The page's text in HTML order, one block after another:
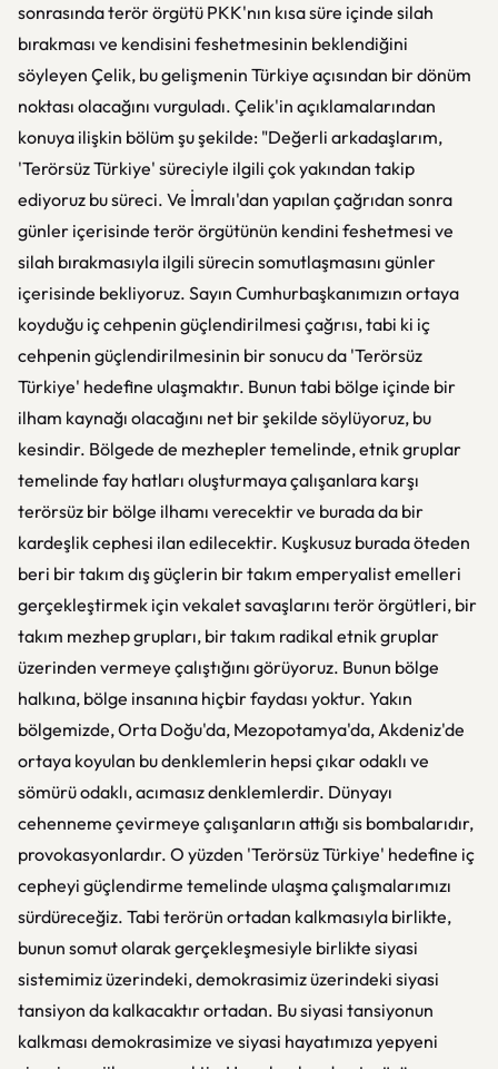
sonrasında terör örgütü PKK'nın kısa süre içinde silah
bırakması ve kendisini feshetmesinin beklendiğini
söyleyen Çelik, bu gelişmenin Türkiye açısından bir dönüm
noktası olacağını vurguladı. Çelik'in açıklamalarından
konuya ilişkin bölüm şu şekilde: "Değerli arkadaşlarım,
'Terörsüz Türkiye' süreciyle ilgili çok yakından takip
ediyoruz bu süreci. Ve İmralı'dan yapılan çağrıdan sonra
günler içerisinde terör örgütünün kendini feshetmesi ve
silah bırakmasıyla ilgili sürecin somutlaşmasını günler
içerisinde bekliyoruz. Sayın Cumhurbaşkanımızın ortaya
koyduğu iç cehpenin güçlendirilmesi çağrısı, tabi ki iç
cehpenin güçlendirilmesinin bir sonucu da 'Terörsüz
Türkiye' hedefine ulaşmaktır. Bunun tabi bölge içinde bir
ilham kaynağı olacağını net bir şekilde söylüyoruz, bu
kesindir. Bölgede de mezhepler temelinde, etnik gruplar
temelinde fay hatları oluşturmaya çalışanlara karşı
terörsüz bir bölge ilhamı verecektir ve burada da bir
kardeşlik cephesi ilan edilecektir. Kuşkusuz burada öteden
beri bir takım dış güçlerin bir takım emperyalist emelleri
gerçekleştirmek için vekalet savaşlarını terör örgütleri, bir
takım mezhep grupları, bir takım radikal etnik gruplar
üzerinden vermeye çalıştığını görüyoruz. Bunun bölge
halkına, bölge insanına hiçbir faydası yoktur. Yakın
bölgemizde, Orta Doğu'da, Mezopotamya'da, Akdeniz'de
ortaya koyulan bu denklemlerin hepsi çıkar odaklı ve
sömürü odaklı, acımasız denklemlerdir. Dünyayı
cehenneme çevirmeye çalışanların attığı sis bombalarıdır,
provokasyonlardır. O yüzden 'Terörsüz Türkiye' hedefine iç
cepheyi güçlendirme temelinde ulaşma çalışmalarımızı
sürdüreceğiz. Tabi terörün ortadan kalkmasıyla birlikte,
bunun somut olarak gerçekleşmesiyle birlikte siyasi
sistemimiz üzerindeki, demokrasimiz üzerindeki siyasi
tansiyon da kalkacaktır ortadan. Bu siyasi tansiyonun
kalkması demokrasimize ve siyasi hayatımıza yepyeni